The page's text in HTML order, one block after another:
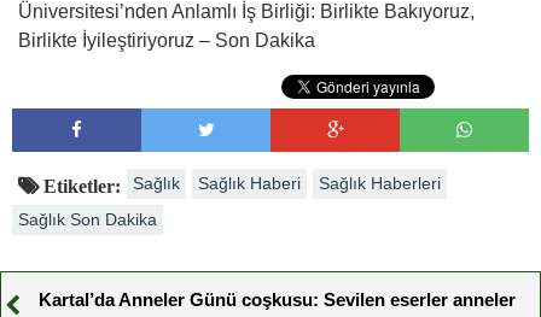
Üniversitesi’nden Anlamlı İş Birliği: Birlikte Bakıyoruz,
Birlikte İyileştiriyoruz – Son Dakika
Etiketler: Sağlık Sağlık Haberi
Sağlık Haberleri
Sağlık Son Dakika
Kartal’da Anneler Günü coşkusu: Sevilen eserler anneler